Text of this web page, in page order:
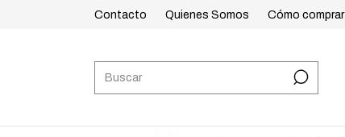
Contacto Quienes Somos Cómo comprar